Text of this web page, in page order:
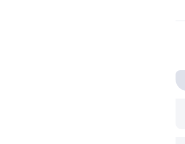
درباره ویدئو ویژه